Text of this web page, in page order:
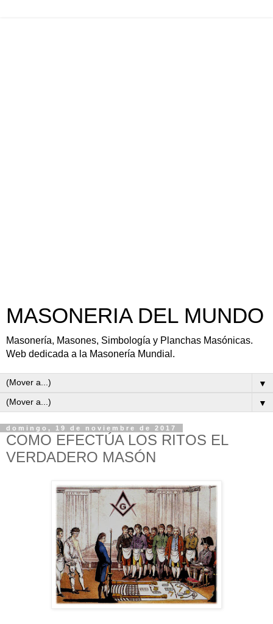
MASONERIA DEL MUNDO
Masonería, Masones, Simbología y Planchas Masónicas.
Web dedicada a la Masonería Mundial.
▼
▼
domingo, 19 de noviembre de 2017
COMO EFECTÚA LOS RITOS EL
VERDADERO MASÓN